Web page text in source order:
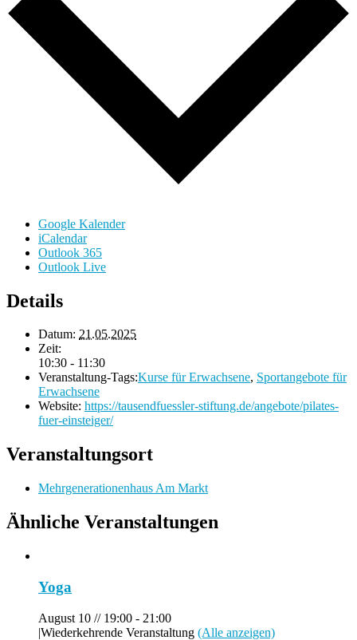
Google Kalender
iCalendar
Outlook 365
Outlook Live
Details
Datum: 21.05.2025
Zeit:
10:30 - 11:30
Veranstaltung-Tags:Kurse für Erwachsene, Sportangebote für
Erwachsene
Website: https://tausendfuessler-stiftung.de/angebote/pilates-
fuer-einsteiger/
Veranstaltungsort
Mehrgenerationenhaus Am Markt
Ähnliche Veranstaltungen
Yoga
August 10 // 19:00 - 21:00
|Wiederkehrende Veranstaltung (Alle anzeigen)